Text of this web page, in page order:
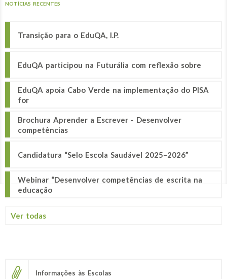
NOTÍCIAS RECENTES
Transição para o EduQA, I.P.
EduQA participou na Futurália com reflexão sobre
EduQA apoia Cabo Verde na implementação do PISA
for
Brochura Aprender a Escrever - Desenvolver
competências
Candidatura “Selo Escola Saudável 2025–2026”
Webinar “Desenvolver competências de escrita na
educação
Ver todas
Informações às Escolas